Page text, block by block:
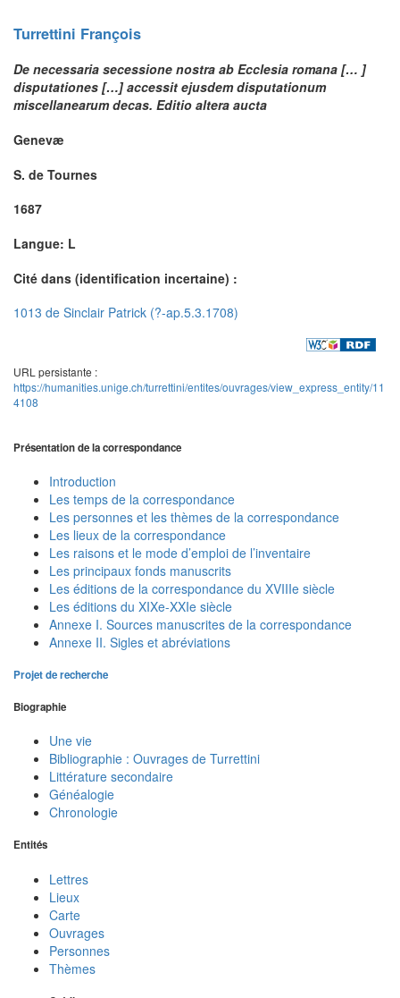
Turrettini François
De necessaria secessione nostra ab Ecclesia romana [… ]
disputationes […] accessit ejusdem disputationum
miscellanearum decas. Editio altera aucta
Genevæ
S. de Tournes
1687
Langue: L
Cité dans (identification incertaine) :
1013 de Sinclair Patrick (?-ap.5.3.1708)
URL persistante :
https://humanities.unige.ch/turrettini/entites/ouvrages/view_express_entity/11
4108
Présentation de la correspondance
Introduction
Les temps de la correspondance
Les personnes et les thèmes de la correspondance
Les lieux de la correspondance
Les raisons et le mode d’emploi de l’inventaire
Les principaux fonds manuscrits
Les éditions de la correspondance du XVIIIe siècle
Les éditions du XIXe-XXIe siècle
Annexe I. Sources manuscrites de la correspondance
Annexe II. Sigles et abréviations
Projet de recherche
Biographie
Une vie
Bibliographie : Ouvrages de Turrettini
Littérature secondaire
Généalogie
Chronologie
Entités
Lettres
Lieux
Carte
Ouvrages
Personnes
Thèmes